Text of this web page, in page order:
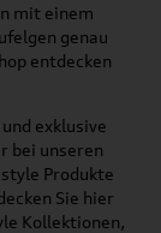
mit einem
genau
entdecken
exklusive
bei unseren
Produkte
Sie hier
Kollektionen,